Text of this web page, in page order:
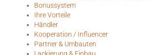
Bonussystem
Ihre Vorteile
Händler
Kooperation / Influencer
Partner & Umbauten
Lackierung & Einbau